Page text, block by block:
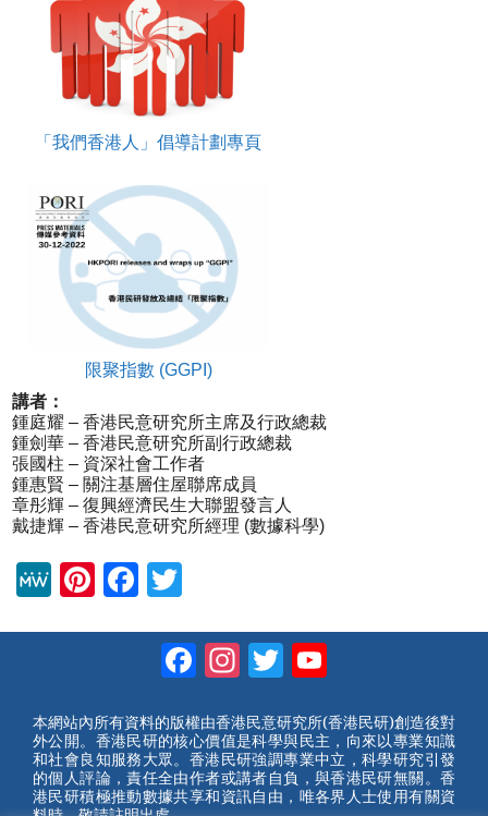
「我們香港人」倡導計劃專頁
限聚指數 (GGPI)
講者：
鍾庭耀 – 香港民意研究所主席及行政總裁
鍾劍華 – 香港民意研究所副行政總裁
張國柱 – 資深社會工作者
鍾惠賢 – 關注基層住屋聯席成員
章彤輝 – 復興經濟民生大聯盟發言人
戴捷輝 – 香港民意研究所經理 (數據科學)
M
Pi
st
F
b
o
o
tt
er
Facebook
Instagram
Twitter
本網站內所有資料的版權由香港民意研究所(香港民研)創造後對
外公開。香港民研的核心價值是科學與民主，向來以專業知識
和社會良知服務大眾。香港民研強調專業中立，科學研究引發
的個人評論，責任全由作者或講者自負，與香港民研無關。香
港民研積極推動數據共享和資訊自由，唯各界人士使用有關資